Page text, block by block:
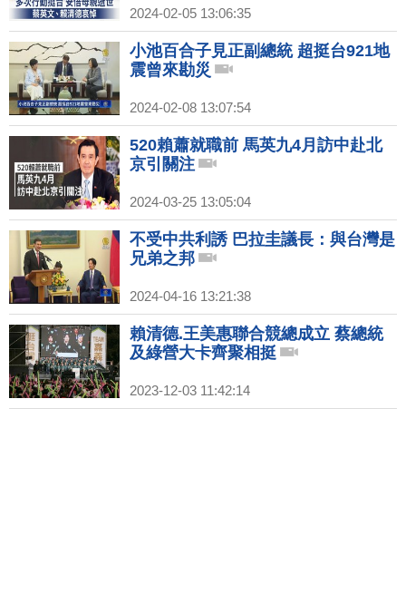
2024-02-05 13:06:35
小池百合子見正副總統 超挺台921地
震曾來勘災
2024-02-08 13:07:54
520賴蕭就職前 馬英九4月訪中赴北
京引關注
2024-03-25 13:05:04
不受中共利誘 巴拉圭議長：與台灣是
兄弟之邦
2024-04-16 13:21:38
賴清德.王美惠聯合競總成立 蔡總統
及綠營大卡齊聚相挺
2023-12-03 11:42:14